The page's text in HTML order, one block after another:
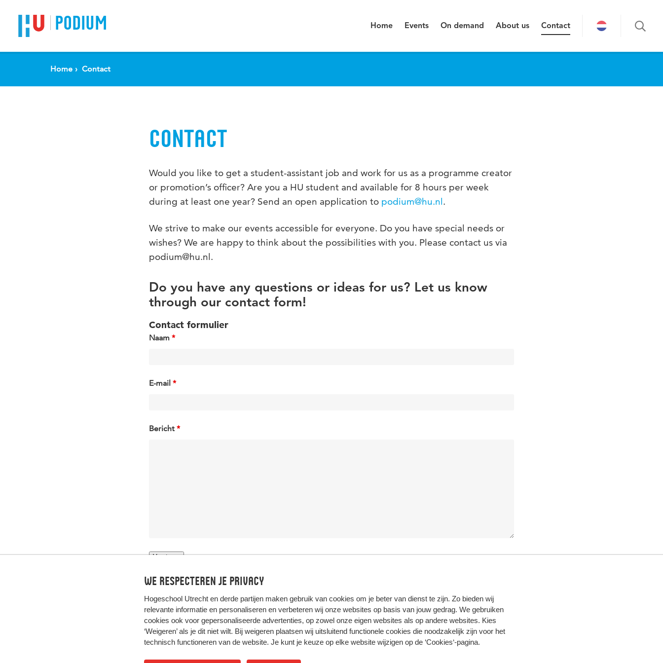
We respecteren je privacy
Hogeschool Utrecht en derde partijen maken gebruik van cookies om je beter van dienst te zijn. Zo bieden wij
relevante informatie en personaliseren en verbeteren wij onze websites op basis van jouw gedrag. We gebruiken
cookies ook voor gepersonaliseerde advertenties, op zowel onze eigen websites als op andere websites. Kies
‘Weigeren’ als je dit niet wilt. Bij weigeren plaatsen wij uitsluitend functionele cookies die noodzakelijk zijn voor het
technisch functioneren van de website. Je kunt je keuze op elke website wijzigen op de ‘Cookies‘-pagina.
PODIUM Home Events On demand About us Contact
Home Contact
CONTACT
Would you like to get a student-assistant job and work for us as a programme creator
or promotion’s officer? Are you a HU student and available for 8 hours per week
during at least one year? Send an open application to podium@hu.nl.
We strive to make our events accessible for everyone. Do you have special needs or
wishes? We are happy to think about the possibilities with you. Please contact us via
podium@hu.nl.
Do you have any questions or ideas for us? Let us know
through our contact form!
Contact formulier
Naam *
E-mail *
Bericht *
HIER KOMT ALLES SAMEN